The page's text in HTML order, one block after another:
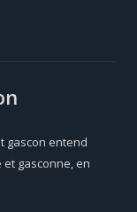
gascon entend
gasconne, en